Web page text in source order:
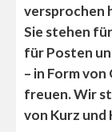
versprochen
Sie stehen
für Posten
– in Form
freuen. Wir
von Kurz